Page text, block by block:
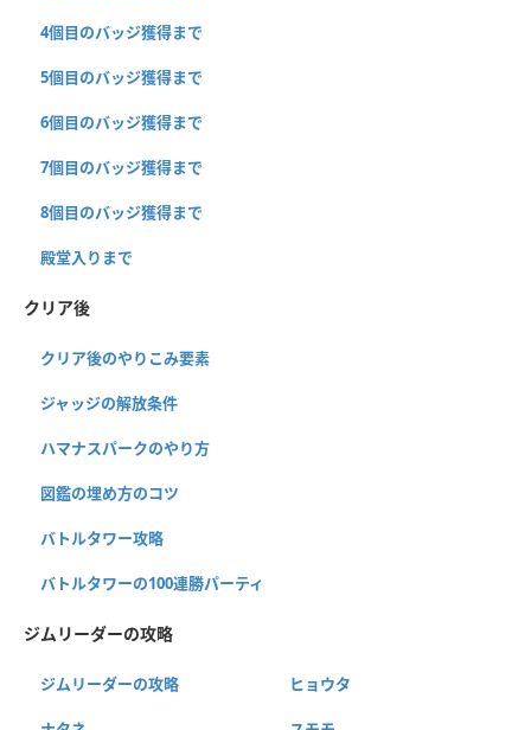
4個目のバッジ獲得まで
5個目のバッジ獲得まで
6個目のバッジ獲得まで
7個目のバッジ獲得まで
8個目のバッジ獲得まで
殿堂入りまで
クリア後
クリア後のやりこみ要素
ジャッジの解放条件
ハマナスパークのやり方
図鑑の埋め方のコツ
バトルタワー攻略
バトルタワーの100連勝パーティ
ジムリーダーの攻略
ジムリーダーの攻略 ヒョウタ